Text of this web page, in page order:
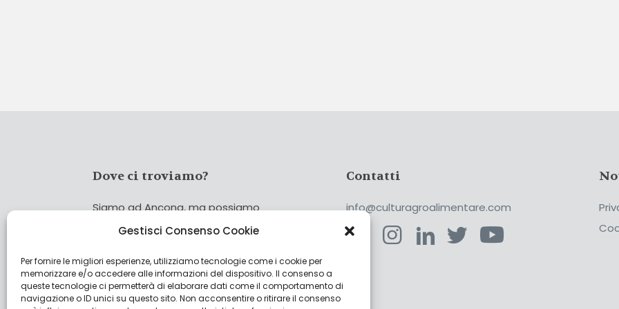
Gestisci Consenso Cookie
Per fornire le migliori esperienze, utilizziamo tecnologie come i cookie per
memorizzare e/o accedere alle informazioni del dispositivo. Il consenso a
queste tecnologie ci permetterà di elaborare dati come il comportamento di
navigazione o ID unici su questo sito. Non acconsentire o ritirare il consenso
Dove ci troviamo?
Siamo ad Ancona, ma possiamo
coprire tutta Italia!
Cerca
Cerca
Contatti
info@culturagroalimentare.com